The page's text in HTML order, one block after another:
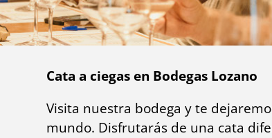
Cata a ciegas en Bodegas Lozano
Visita nuestra bodega y te
mundo. Disfrutarás de una cata